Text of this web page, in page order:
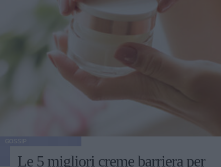
Le 5 migliori creme barriera per